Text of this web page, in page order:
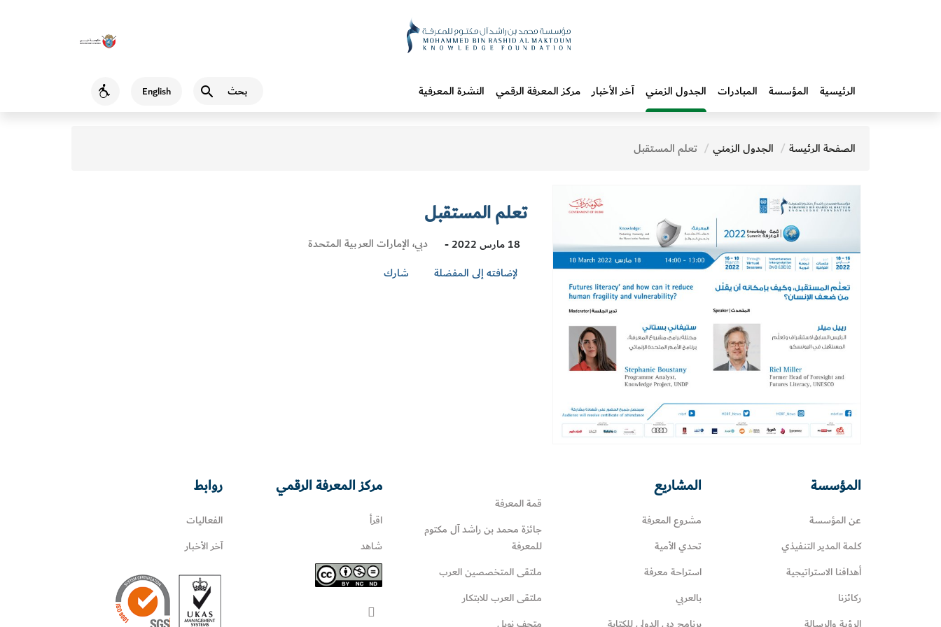
English
Accessibility الرئيسية المؤسسة المبادرات‎ الجدول الزمني آخر الأخبار مركز المعرفة الرقمي النشرة المعرفية
الصفحة الرئيسة الجدول الزمني تعلم المستقبل
تعلم المستقبل
18 مارس 2022 -
Visit
دبي، الإمارات العربية المتحدة
لإضافته إلى المفضلة
شارك
المؤسسة
عن المؤسسة
كلمة المدير التنفيذي
أهدافنا الاستراتيجية
ركائزنا
المشاريع
مشروع المعرفة
تحدي الأمية
استراحة معرفة
بالعربي
قمة المعرفة
جائزة محمد بن راشد آل مكتوم
للمعرفة
ملتقى المتخصصين العرب
ملتقى العرب للابتكار
مركز المعرفة الرقمي
اقرأ
شاهد
روابط
الفعاليات
آخر الأخبار